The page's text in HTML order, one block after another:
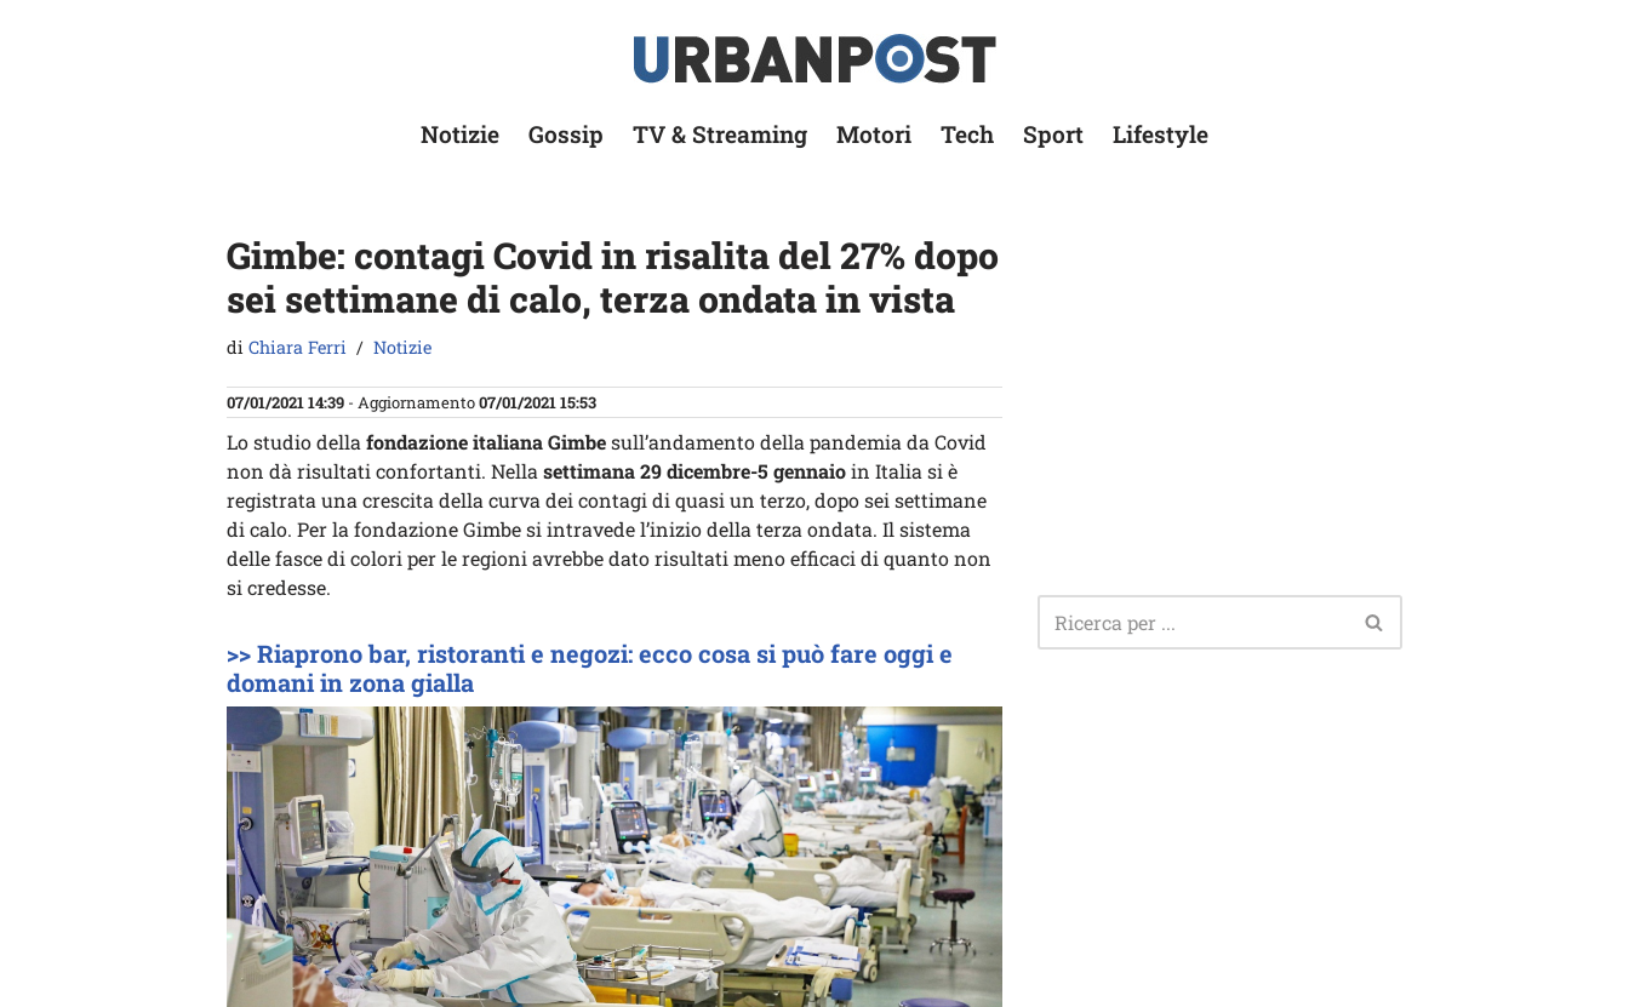
Notizie Gossip TV & Streaming Motori Tech Sport Lifestyle
Gimbe: contagi Covid in risalita del 27% dopo
sei settimane di calo, terza ondata in vista
di Chiara Ferri Notizie
07/01/2021 14:39 - Aggiornamento07/01/2021 15:53
Lo studio della fondazione italiana Gimbesull’andamento della pandemia da Covid
non dà risultati confortanti. Nella settimana 29 dicembre-5 gennaioin Italia si è
registrata una crescita della curva dei contagi di quasi un terzo, dopo sei settimane
di calo. Per la fondazione Gimbe si intravede l’inizio della terza ondata. Il sistema
delle fasce di colori per le regioni avrebbe dato risultati meno efficaci di quanto non
si credesse.
>> Riaprono bar, ristoranti e negozi: ecco cosa si può fare oggi e
domani in zona gialla